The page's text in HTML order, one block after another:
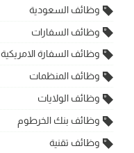
وظائف السعودية
وظائف السفارات
وظائف السفارة الامريكية
وظائف المنظمات
وظائف الولايات
وظائف بنك الخرطوم
وظائف تقنية